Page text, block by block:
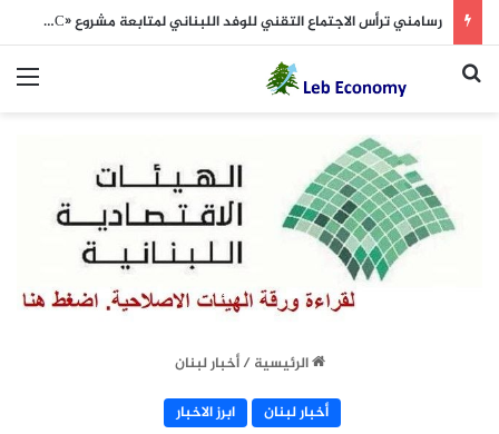
رسامني ترأس الاجتماع التقني للوفد اللبناني لمتابعة مشروع «IMEC»
بحث عن
الرئيسية / أخبار لبنان
أخبار لبنان
ابرز الاخبار